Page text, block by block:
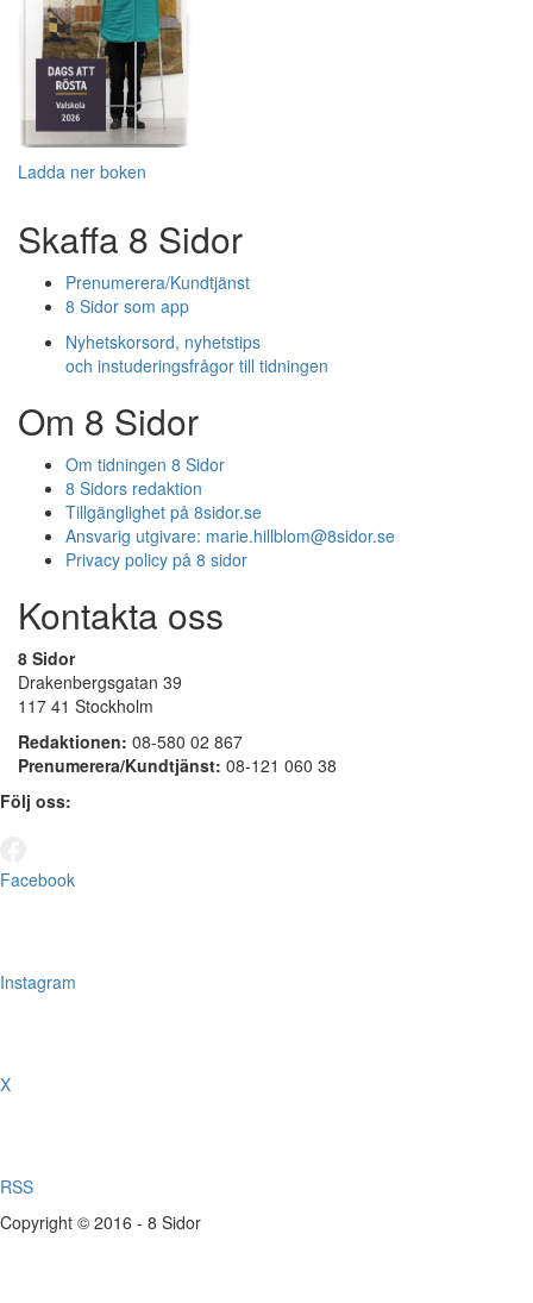
Ladda ner boken
Skaffa 8 Sidor
Prenumerera/Kundtjänst
8 Sidor som app
Nyhetskorsord, nyhetstips
och instuderingsfrågor till tidningen
Om 8 Sidor
Om tidningen 8 Sidor
8 Sidors redaktion
Tillgänglighet på 8sidor.se
Ansvarig utgivare: marie.hillblom@8sidor.se
Privacy policy på 8 sidor
Kontakta oss
8 Sidor
Drakenbergsgatan 39
117 41 Stockholm
Redaktionen: 08-580 02 867
Prenumerera/Kundtjänst: 08-121 060 38
Följ oss:
Facebook
Instagram
X
RSS
Copyright © 2016 - 8 Sidor